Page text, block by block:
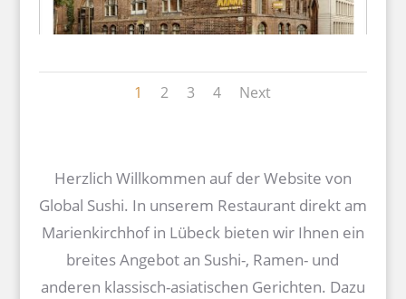
1 2 3 4 Next
Herzlich Willkommen auf der Website von
Global Sushi. In unserem Restaurant direkt am
Marienkirchhof in Lübeck bieten wir Ihnen ein
breites Angebot an Sushi-, Ramen- und
anderen klassisch-asiatischen Gerichten. Dazu